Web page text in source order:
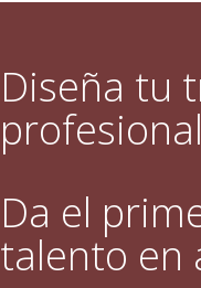
Diseña tu
Da el
talento en